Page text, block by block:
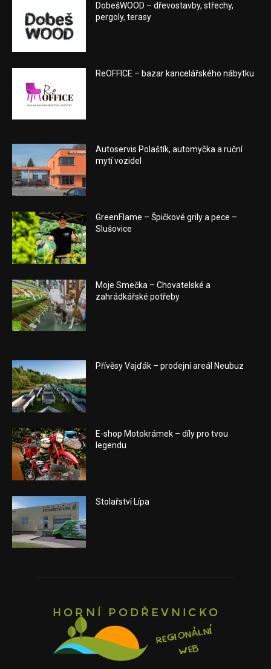
DobešWOOD – dřevostavby, střechy,
pergoly, terasy
ReOFFICE – bazar kancelářského nábytku
Autoservis Polaštík, automyčka a ruční
mytí vozidel
GreenFlame – Špičkové grily a pece –
Slušovice
Moje Smečka – Chovatelské a
zahrádkářské potřeby
Přívěsy Vajďák – prodejní areál Neubuz
E-shop Motokrámek – díly pro tvou
legendu
Stolařství Lípa